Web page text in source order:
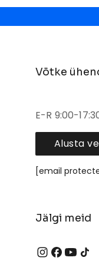
Võtke
E-R 9:00-
Alusta
[email
Jälgi meid